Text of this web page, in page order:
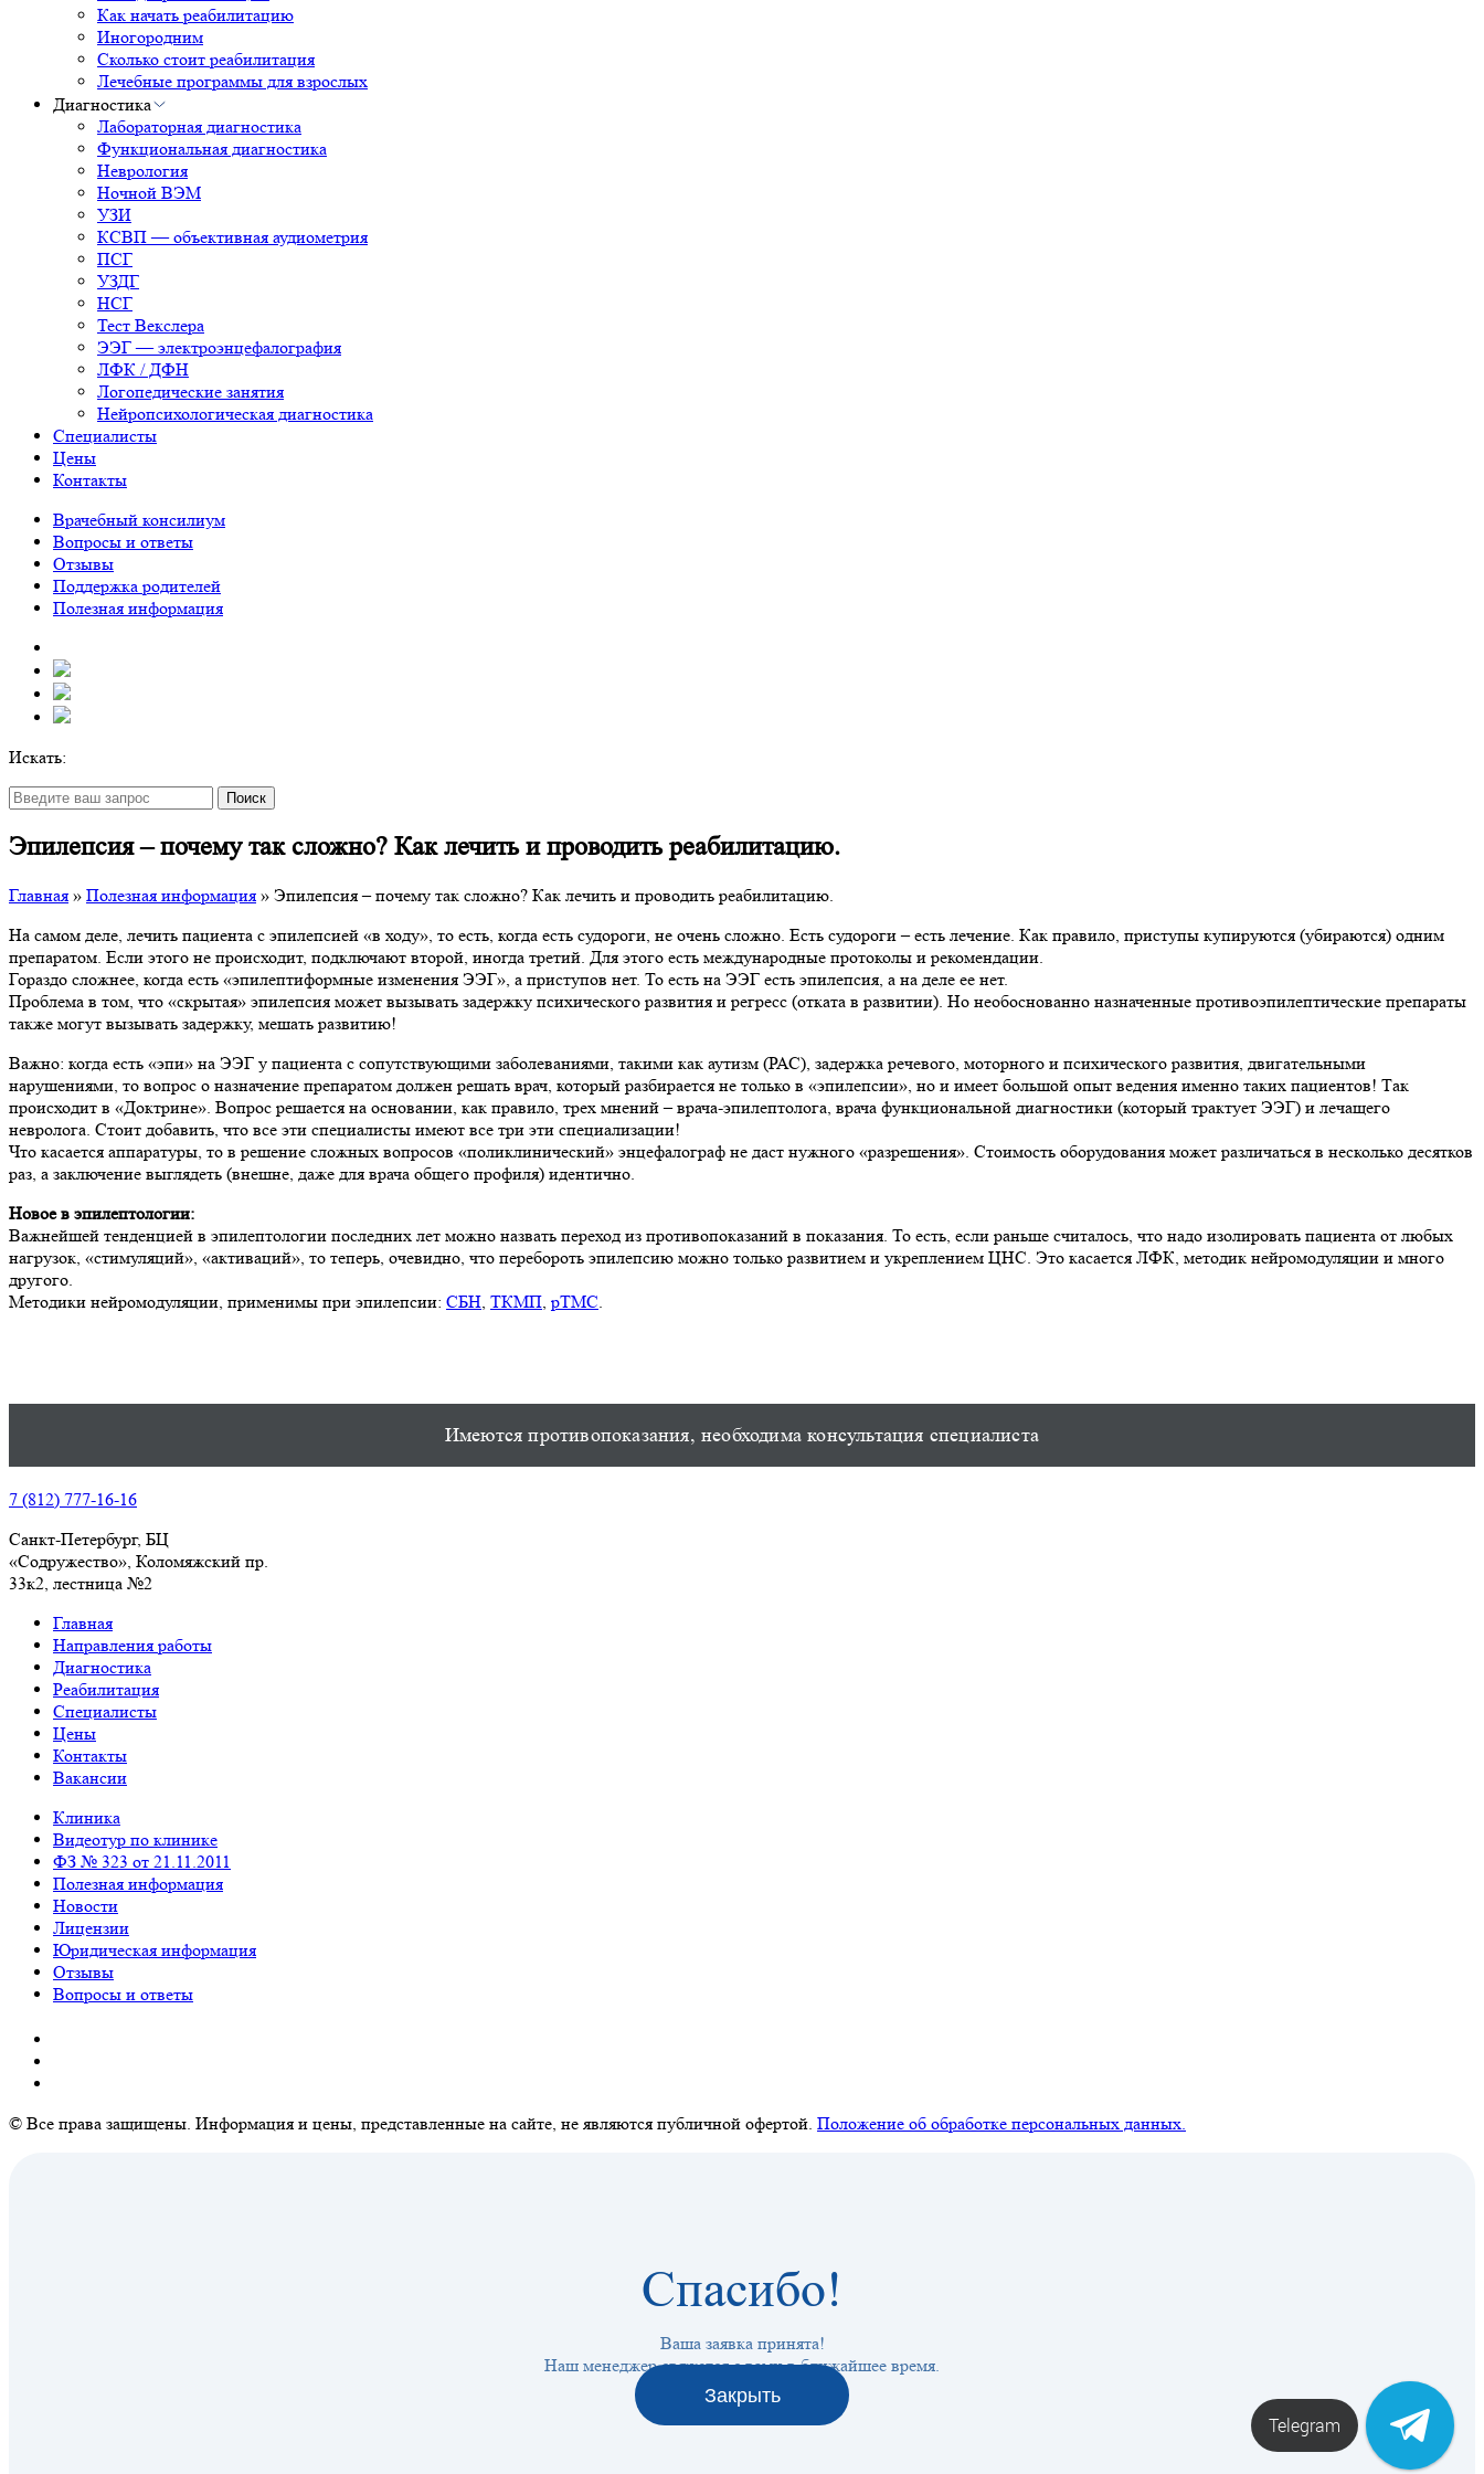
Как начать реабилитацию
Иногородним
Сколько стоит реабилитация
Лечебные программы для взрослых
Диагностика
Лабораторная диагностика
Функциональная диагностика
Неврология
Ночной ВЭМ
УЗИ
КСВП — объективная аудиометрия
ПСГ
УЗДГ
НСГ
Тест Векслера
ЭЭГ — электроэнцефалография
ЛФК / ДФН
Логопедические занятия
Нейропсихологическая диагностика
Специалисты
Цены
Контакты
Врачебный консилиум
Вопросы и ответы
Отзывы
Поддержка родителей
Полезная информация
Искать:
Поиск
Эпилепсия – почему так сложно? Как лечить и проводить реабилитацию.
Главная » Полезная информация » Эпилепсия – почему так сложно? Как лечить и проводить реабилитацию.
На самом деле, лечить пациента с эпилепсией «в ходу», то есть, когда есть судороги, не очень сложно. Есть судороги – есть лечение. Как правило, приступы купируются (убираются) одним
препаратом. Если этого не происходит, подключают второй, иногда третий. Для этого есть международные протоколы и рекомендации.
Гораздо сложнее, когда есть «эпилептиформные изменения ЭЭГ», а приступов нет. То есть на ЭЭГ есть эпилепсия, а на деле ее нет.
Проблема в том, что «скрытая» эпилепсия может вызывать задержку психического развития и регресс (отката в развитии). Но необоснованно назначенные противоэпилептические препараты
также могут вызывать задержку, мешать развитию!
Важно: когда есть «эпи» на ЭЭГ у пациента с сопутствующими заболеваниями, такими как аутизм (РАС), задержка речевого, моторного и психического развития, двигательными
нарушениями, то вопрос о назначение препаратом должен решать врач, который разбирается не только в «эпилепсии», но и имеет большой опыт ведения именно таких пациентов! Так
происходит в «Доктрине». Вопрос решается на основании, как правило, трех мнений – врача-эпилептолога, врача функциональной диагностики (который трактует ЭЭГ) и лечащего
невролога. Стоит добавить, что все эти специалисты имеют все три эти специализации!
Что касается аппаратуры, то в решение сложных вопросов «поликлинический» энцефалограф не даст нужного «разрешения». Стоимость оборудования может различаться в несколько десятков
раз, а заключение выглядеть (внешне, даже для врача общего профиля) идентично.
Новое в эпилептологии:
Важнейшей тенденцией в эпилептологии последних лет можно назвать переход из противопоказаний в показания. То есть, если раньше считалось, что надо изолировать пациента от любых
нагрузок, «стимуляций», «активаций», то теперь, очевидно, что перебороть эпилепсию можно только развитием и укреплением ЦНС. Это касается ЛФК, методик нейромодуляции и много
другого.
Методики нейромодуляции, применимы при эпилепсии: СБН, ТКМП, рТМС.
Имеются противопоказания, необходима консультация специалиста
7 (812) 777-16-16
Санкт-Петербург, БЦ
«Содружество», Колoмяжский пр.
33к2, лестница №2
Главная
Направления работы
Диагностика
Реабилитация
Специалисты
Цены
Контакты
Вакансии
Клиника
Видеотур по клинике
ФЗ № 323 от 21.11.2011
Полезная информация
Новости
Лицензии
Юридическая информация
Отзывы
Вопросы и ответы
© Все права защищены. Информация и цены, представленные на сайте, не являются публичной офертой. Положение об обработке персональных данных.
Спасибо!
Ваша заявка принята!
Наш менеджер свяжется с вами в ближайшее время.
Закрыть
Telegram